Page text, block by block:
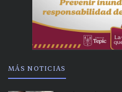
MÁS NOTICIAS